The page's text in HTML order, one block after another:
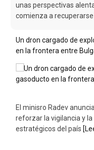
unas perspectivas
comienza a recuperarse
Un dron cargado de
en la frontera entre
El minisro Radev
reforzar la vigilancia y
estratégicos del país